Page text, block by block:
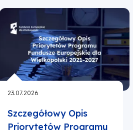
23.07.2026
Szczegółowy Opis
Priorytetów Programu